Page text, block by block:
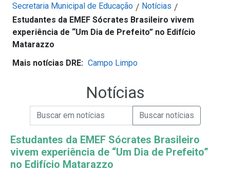
Secretaria Municipal de Educação / Notícias /
Estudantes da EMEF Sócrates Brasileiro vivem
experiência de “Um Dia de Prefeito” no Edifício
Matarazzo
Mais notícias DRE: Campo Limpo
Notícias
Campo de Busca de Notícias
Campo de Busca de informaçõesEnviar a Busca de Notícias
Estudantes da EMEF Sócrates Brasileiro
vivem experiência de “Um Dia de Prefeito”
no Edifício Matarazzo